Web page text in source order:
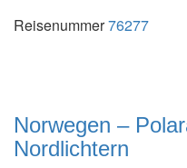
Reisenummer76277
Norwegen –
Nordlichtern